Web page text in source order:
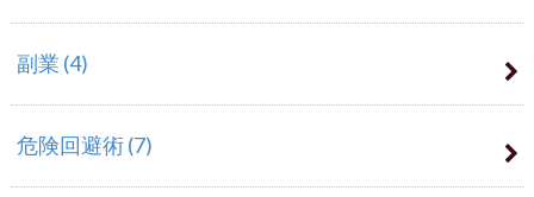
副業 (4)
危険回避術(7)